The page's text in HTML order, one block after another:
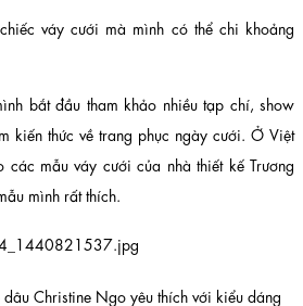
váy cưới mà mình có thể chi khoảng
bắt đầu tham khảo nhiều tạp chí, show
kiến thức về trang phục ngày cưới. Ở Việt
mẫu váy cưới của nhà thiết kế Trương
mình rất thích.
Christine Ngo yêu thích với kiểu dáng